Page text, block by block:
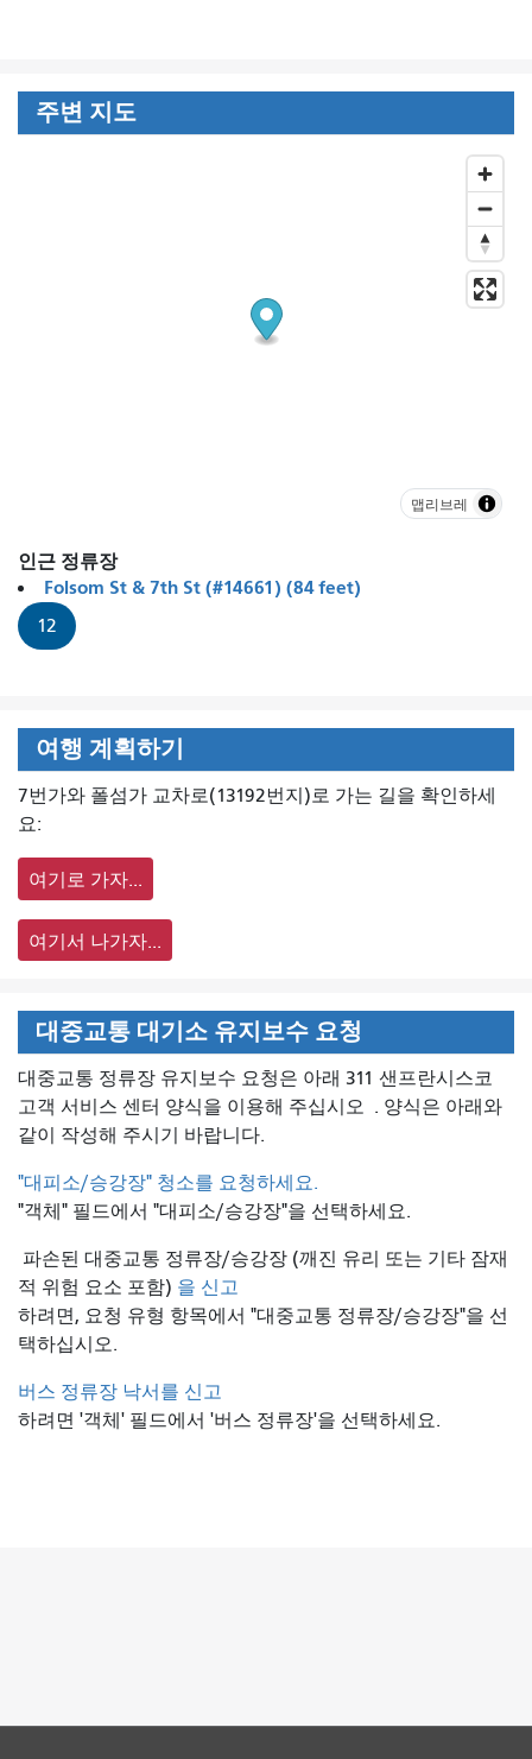
주변 지도
맵리브레
인근 정류장
Folsom St & 7th St (#14661) (84 feet)
12
여행 계획하기
7번가와 폴섬가 교차로(13192번지)로 가는 길을 확인하세
요:
여기로 가자...
여기서 나가자...
대중교통 대기소 유지보수 요청
대중교통 정류장 유지보수 요청은 아래 311 샌프란시스코
고객 서비스 센터 양식을 이용해 주십시오 . 양식은 아래와
같이 작성해 주시기 바랍니다.
"대피소/승강장" 청소를 요청하세요.
"객체" 필드에서 "대피소/승강장"을 선택하세요.
파손된 대중교통 정류장/승강장 (깨진 유리 또는 기타 잠재
적 위험 요소 포함) 을 신고
하려면, 요청 유형 항목에서 "대중교통 정류장/승강장"을 선
택하십시오.
버스 정류장 낙서를 신고
하려면 '객체' 필드에서 '버스 정류장'을 선택하세요.